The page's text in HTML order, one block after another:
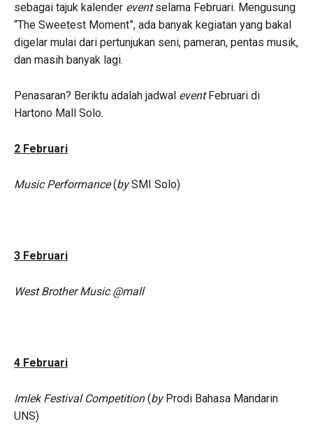
sebagai tajuk kalender eventselama Februari. Mengusung
“The Sweetest Moment”, ada banyak kegiatan yang bakal
digelar mulai dari pertunjukan seni, pameran, pentas musik,
dan masih banyak lagi.
Penasaran? Beriktu adalah jadwal event Februari di
Hartono Mall Solo.
2 Februari
Music Performance(bySMI Solo)
3 Februari
West Brother Music @mall
4 Februari
Imlek Festival Competition(by Prodi Bahasa Mandarin
UNS)